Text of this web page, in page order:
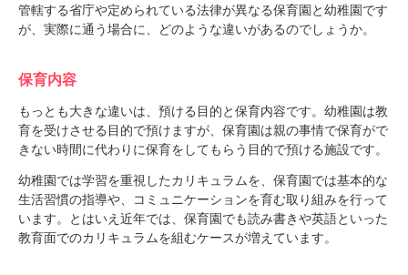
管轄する省庁や定められている法律が異なる保育園と幼稚園です
が、実際に通う場合に、どのような違いがあるのでしょうか。
保育内容
もっとも大きな違いは、預ける目的と保育内容です。幼稚園は教
育を受けさせる目的で預けますが、保育園は親の事情で保育がで
きない時間に代わりに保育をしてもらう目的で預ける施設です。
幼稚園では学習を重視したカリキュラムを、保育園では基本的な
生活習慣の指導や、コミュニケーションを育む取り組みを行って
います。とはいえ近年では、保育園でも読み書きや英語といった
教育面でのカリキュラムを組むケースが増えています。